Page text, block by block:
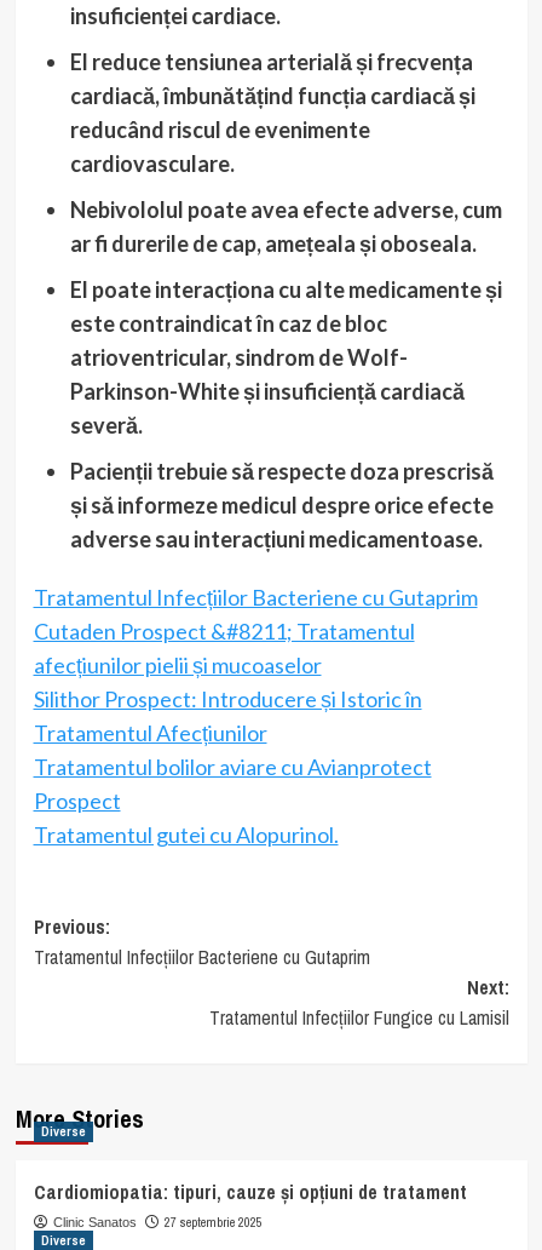
insuficienței cardiace.
El reduce tensiunea arterială și frecvența
cardiacă, îmbunătățind funcția cardiacă și
reducând riscul de evenimente
cardiovasculare.
Nebivololul poate avea efecte adverse, cum
ar fi durerile de cap, amețeala și oboseala.
El poate interacționa cu alte medicamente și
este contraindicat în caz de bloc
atrioventricular, sindrom de Wolf-
Parkinson-White și insuficiență cardiacă
severă.
Pacienții trebuie să respecte doza prescrisă
și să informeze medicul despre orice efecte
adverse sau interacțiuni medicamentoase.
Tratamentul Infecțiilor Bacteriene cu Gutaprim
Cutaden Prospect &#8211; Tratamentul
afecțiunilor pielii și mucoaselor
Silithor Prospect: Introducere și Istoric în
Tratamentul Afecțiunilor
Tratamentul bolilor aviare cu Avianprotect
Prospect
Tratamentul gutei cu Alopurinol.
Post
navigation
Previous:
Tratamentul Infecțiilor Bacteriene cu Gutaprim
Next:
Tratamentul Infecțiilor Fungice cu Lamisil
More Stories
Diverse
Cardiomiopatia: tipuri, cauze și opțiuni de tratament
Clinic Sanatos
27 septembrie 2025
Diverse